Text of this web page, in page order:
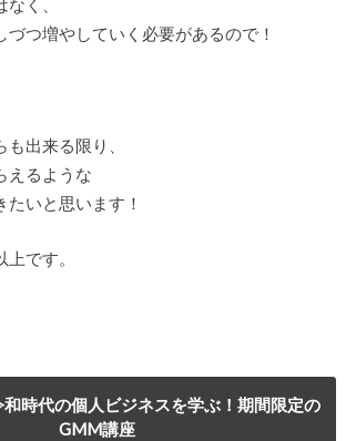
つ増やしていく必要があるので！
出来る限り、
えるような
いと思います！
です。
時代の個人ビジネスを学ぶ！期間限定の
GMM講座